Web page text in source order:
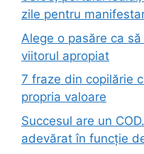
zile pentru
Alege o pasăre ca
viitorul apropiat
7 fraze din copilărie
propria valoare
Succesul are un
adevărat în funcție